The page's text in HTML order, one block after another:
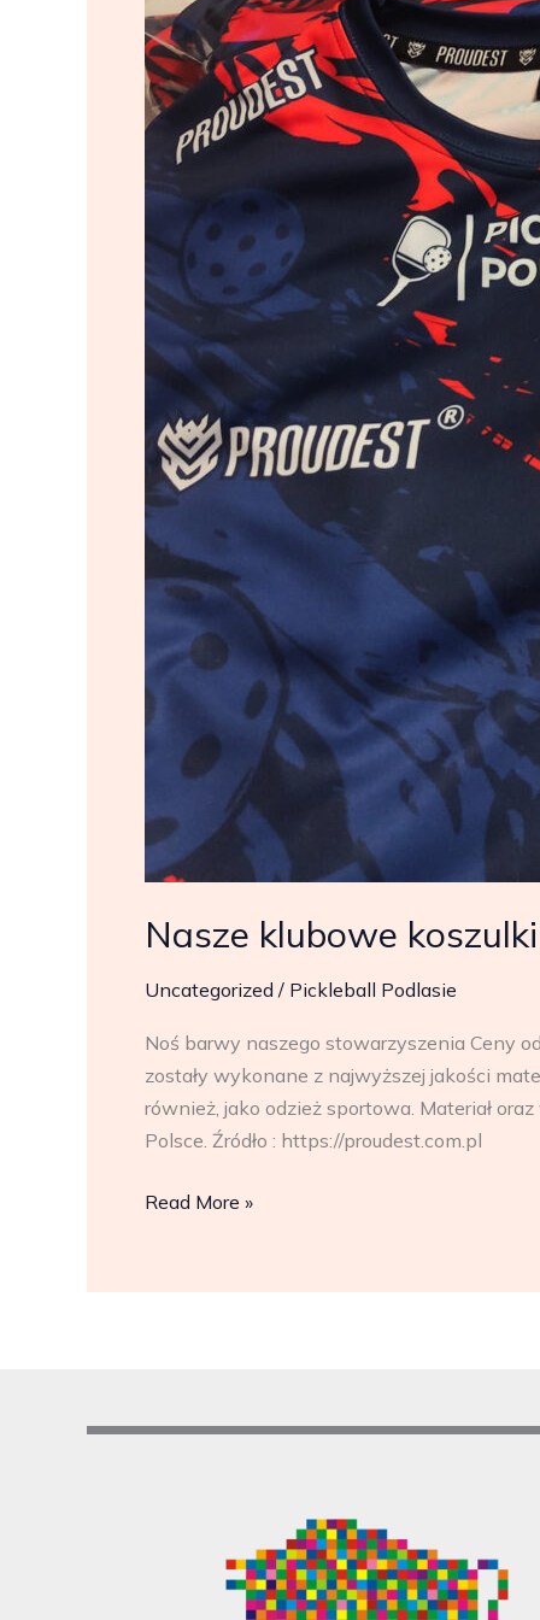
Nasze klubowe
Uncategorized / Pickleball Podlasie
Noś barwy naszego stowarzyszenia Ceny
zostały wykonane z najwyższej jakości
również, jako odzież sportowa. Materiał
Polsce. Źródło : https://proudest.com.pl
Nasze
i
Read More »